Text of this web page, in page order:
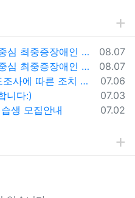
등록일
08.07
■ 2026년 전남형 권리중심 최중증장애인 공공일자리사업 전담인력 모집공고 ■
등록일
08.07
■ 2026년 전남형 권리중심 최중증장애인 공공일자리사업 참여자 모집공고 ■
등록일
07.06
이용자 간담회 및 만족도조사에 따른 조치 및 시정계획
등록일
07.03
니다:)
등록일
07.02
생 모집안내